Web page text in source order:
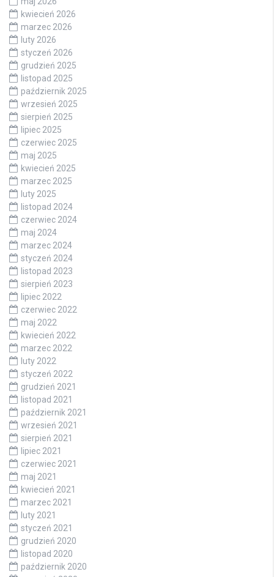
kwiecień 2026
marzec 2026
luty 2026
styczeń 2026
grudzień 2025
listopad 2025
październik 2025
wrzesień 2025
sierpień 2025
lipiec 2025
czerwiec 2025
maj 2025
kwiecień 2025
marzec 2025
luty 2025
listopad 2024
czerwiec 2024
maj 2024
marzec 2024
styczeń 2024
listopad 2023
sierpień 2023
lipiec 2022
czerwiec 2022
maj 2022
kwiecień 2022
marzec 2022
luty 2022
styczeń 2022
grudzień 2021
listopad 2021
październik 2021
wrzesień 2021
sierpień 2021
lipiec 2021
czerwiec 2021
maj 2021
kwiecień 2021
marzec 2021
luty 2021
styczeń 2021
grudzień 2020
listopad 2020
październik 2020